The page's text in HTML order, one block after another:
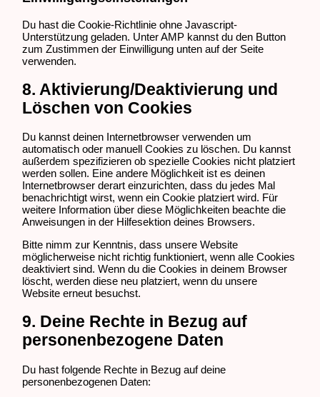
Du hast die Cookie-Richtlinie ohne Javascript-
Unterstützung geladen. Unter AMP kannst du den Button
zum Zustimmen der Einwilligung unten auf der Seite
verwenden.
8. Aktivierung/Deaktivierung und
Löschen von Cookies
Du kannst deinen Internetbrowser verwenden um
automatisch oder manuell Cookies zu löschen. Du kannst
außerdem spezifizieren ob spezielle Cookies nicht platziert
werden sollen. Eine andere Möglichkeit ist es deinen
Internetbrowser derart einzurichten, dass du jedes Mal
benachrichtigt wirst, wenn ein Cookie platziert wird. Für
weitere Information über diese Möglichkeiten beachte die
Anweisungen in der Hilfesektion deines Browsers.
Bitte nimm zur Kenntnis, dass unsere Website
möglicherweise nicht richtig funktioniert, wenn alle Cookies
deaktiviert sind. Wenn du die Cookies in deinem Browser
löscht, werden diese neu platziert, wenn du unsere
Website erneut besuchst.
9. Deine Rechte in Bezug auf
personenbezogene Daten
Du hast folgende Rechte in Bezug auf deine
personenbezogenen Daten: